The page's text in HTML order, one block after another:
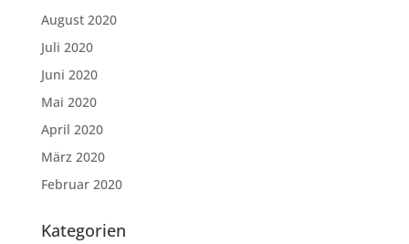
August 2020
Juli 2020
Juni 2020
Mai 2020
April 2020
März 2020
Februar 2020
Kategorien